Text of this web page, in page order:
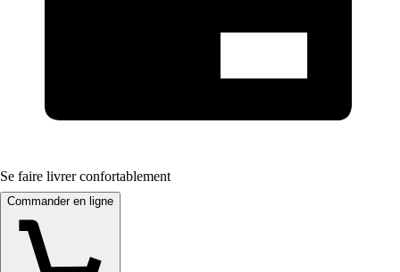
Se faire livrer confortablement
Commander en ligne